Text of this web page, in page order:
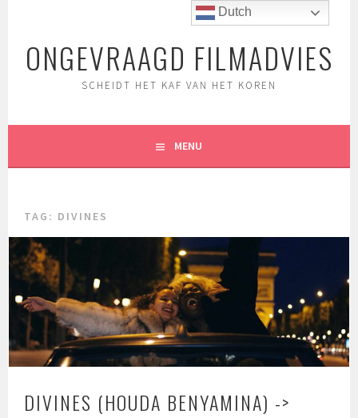
inhoudONGEVRAAGD FILMADVIES
SCHEIDT HET KAF VAN HET KOREN
MENU
TAG: DIVINES
DIVINES (HOUDA BENYAMINA) ->
Dutch